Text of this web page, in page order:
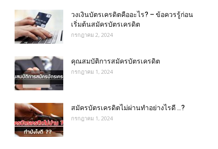
วงเงินบัตรเครดิตคืออะไร? – ข้อควรรู้ก่อน
เริ่มต้นสมัครบัตรเครดิต
กรกฎาคม 2, 2024
คุณสมบัติการสมัครบัตรเครดิต
กรกฎาคม 1, 2024
สมัครบัตรเครดิตไม่ผ่านทำอย่างไรดี ..?
กรกฎาคม 1, 2024